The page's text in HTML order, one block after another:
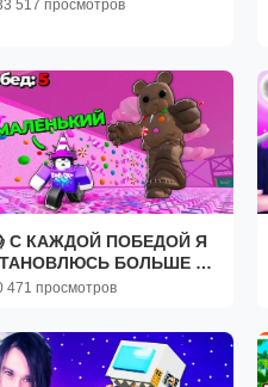
517 просмотров
С КАЖДОЙ ПОБЕДОЙ Я
БОЛЬШЕ в
Speed Keyboard Escape
471 просмотров